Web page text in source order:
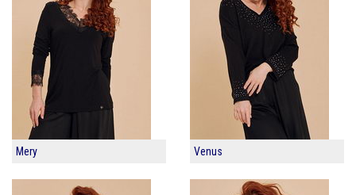
Mery Venus